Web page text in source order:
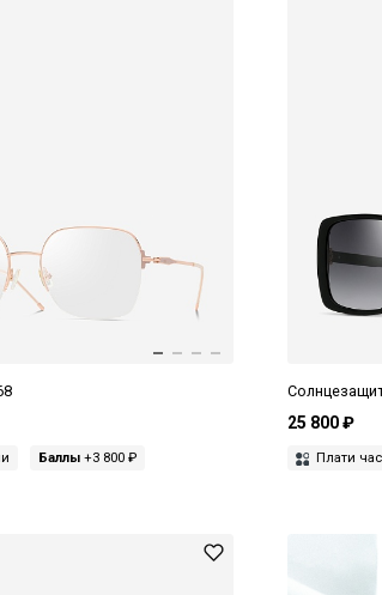
Баллы +3 800 ₽
25 800 ₽
Плати